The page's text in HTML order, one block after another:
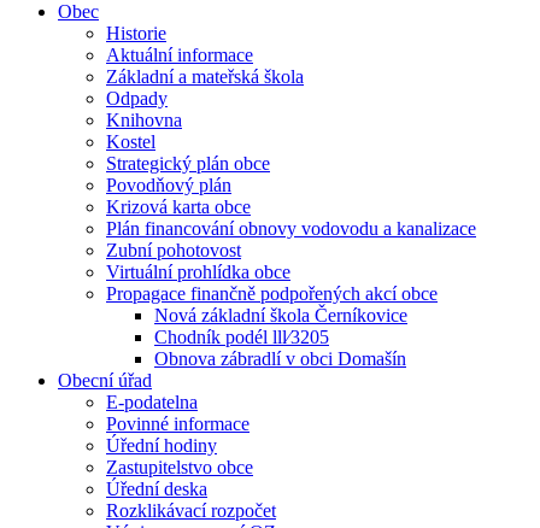
Obec
Historie
Aktuální informace
Základní a mateřská škola
Odpady
Knihovna
Kostel
Strategický plán obce
Povodňový plán
Krizová karta obce
Plán financování obnovy vodovodu a kanalizace
Zubní pohotovost
Virtuální prohlídka obce
Propagace finančně podpořených akcí obce
Nová základní škola Černíkovice
Chodník podél lll⁄3205
Obnova zábradlí v obci Domašín
Obecní úřad
E-podatelna
Povinné informace
Úřední hodiny
Zastupitelstvo obce
Úřední deska
Rozklikávací rozpočet